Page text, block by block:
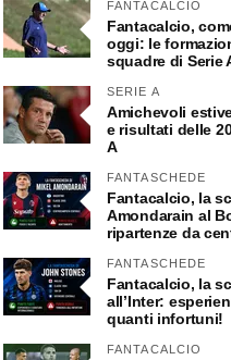
FANTACALCIO
Fantacalcio,
oggi: le
squadre di Serie
SERIE A
Amichevoli
e risultati delle
A
FANTASCHEDE
Fantacalcio, la
Amondarain al
ripartenze da
FANTASCHEDE
Fantacalcio, la
all’Inter:
quanti infortuni!
FANTACALCIO